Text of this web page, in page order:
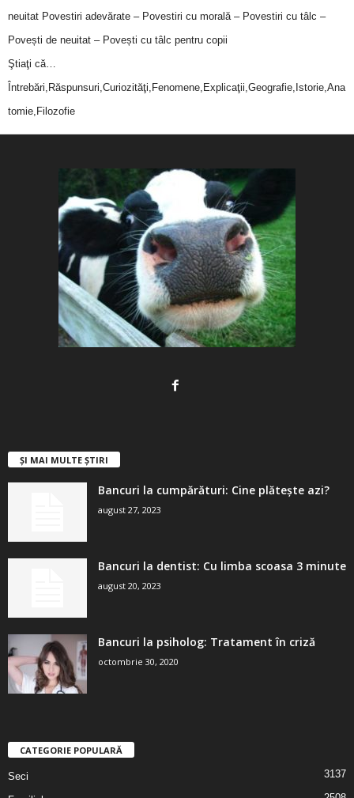
neuitat Povestiri adevărate – Povestiri cu morală – Povestiri cu tâlc –
Povești de neuitat – Povești cu tâlc pentru copii
Ştiaţi că…
Întrebări,Răspunsuri,Curiozităţi,Fenomene,Explicaţii,Geografie,Istorie,Ana
tomie,Filozofie
ȘI MAI MULTE ȘTIRI
Bancuri la cumpărături: Cine plătește azi?
august 27, 2023
Bancuri la dentist: Cu limba scoasa 3 minute
august 20, 2023
Bancuri la psiholog: Tratament în criză
octombrie 30, 2020
CATEGORIE POPULARĂ
Seci 3137